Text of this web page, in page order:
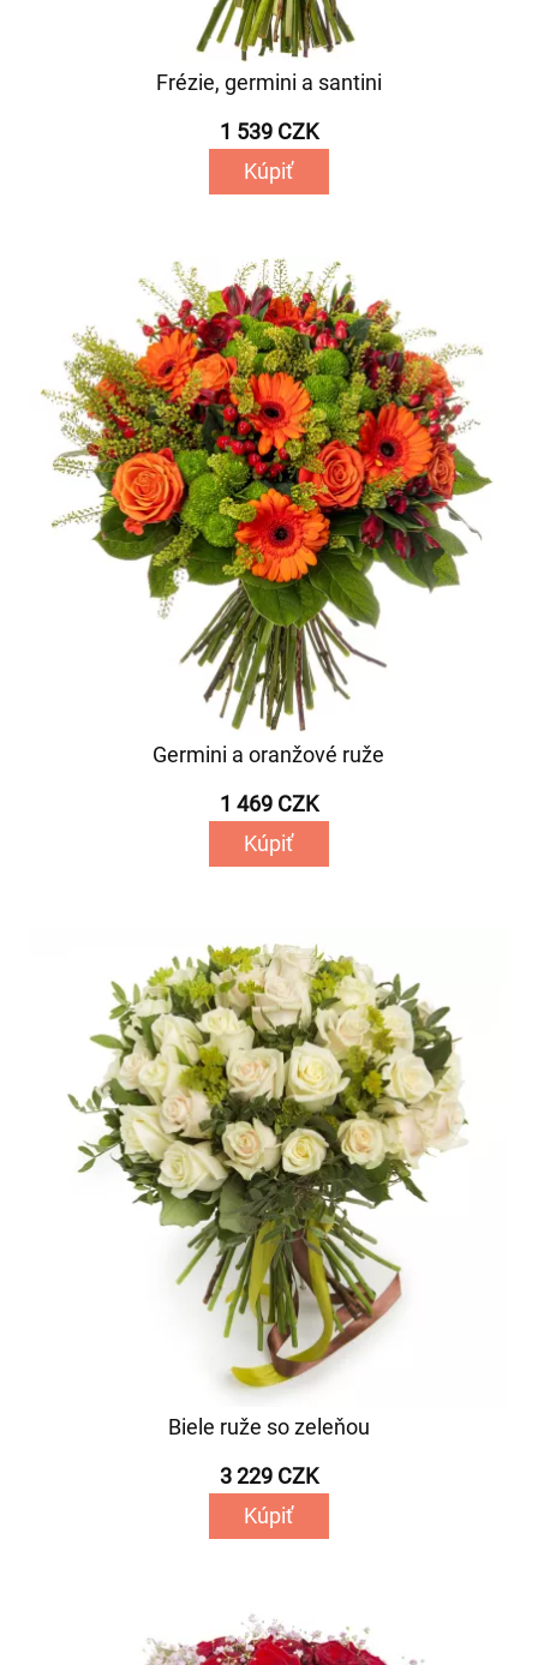
Frézie, germini a santini
1 539 CZK
Kúpiť
Germini a oranžové ruže
1 469 CZK
Kúpiť
Biele ruže so zeleňou
3 229 CZK
Kúpiť